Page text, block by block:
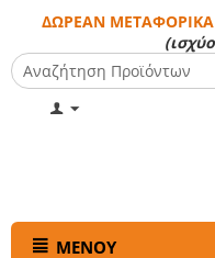
ΔΩΡΕΑΝ ΜΕΤΑΦΟΡΙΚΑ
ΜΕΝΟΎ